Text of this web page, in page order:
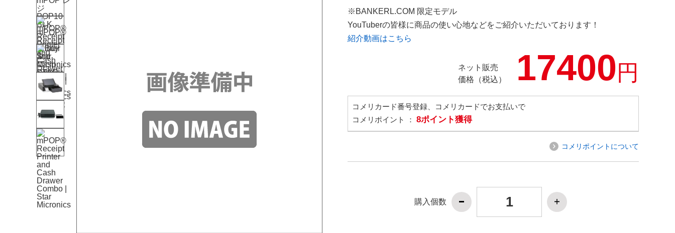
※BANKERL.COM 限定モデル
YouTuberの皆様に商品の使い心地などをご紹介いただいております！
紹介動画はこちら
ネット販売
価格（税込）
17400円
コメリカード番号登録、コメリカードでお支払いで
コメリポイント ： 8ポイント獲得
コメリポイントについて
購入個数